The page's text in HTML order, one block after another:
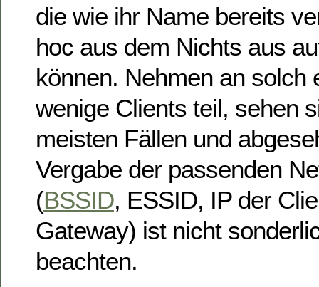
die wie ihr Name bereits
hoc aus dem Nichts aus
können. Nehmen an solch
wenige Clients teil, sehen
meisten Fällen und
Vergabe der passenden
(BSSID, ESSID, IP der
Gateway) ist nicht
beachten.